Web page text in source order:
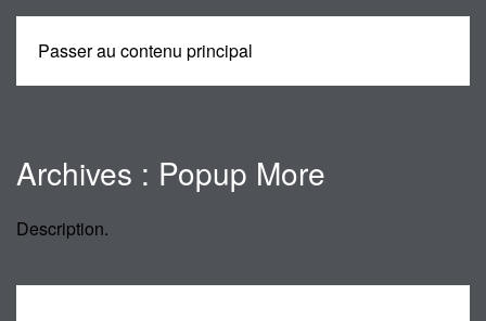
Passer au contenu principal
Archives : Popup More
Description.